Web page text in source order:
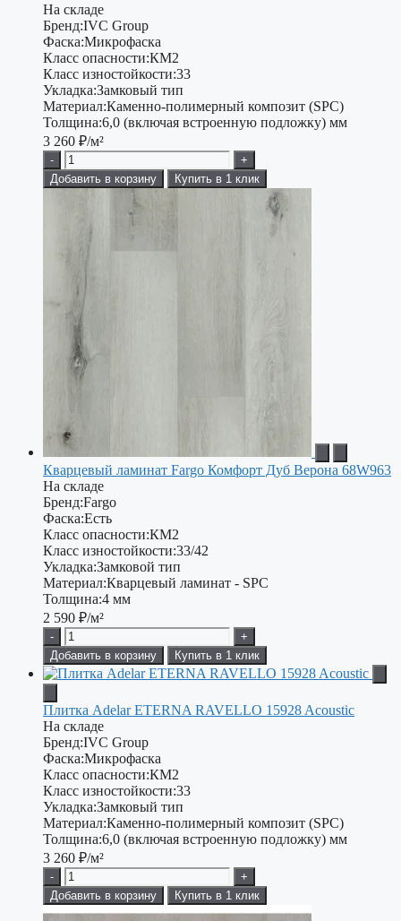
На складе
Бренд:IVC Group
Фаска:Микрофаска
Класс опасности:КМ2
Класс изностойкости:33
Укладка:Замковый тип
Материал:Каменно-полимерный композит (SPC)
Толщина:6,0 (включая встроенную подложку) мм
3 260 ₽/м²
-
+
Добавить в корзину
Купить в 1 клик
Кварцевый ламинат Fargo Комфорт Дуб Верона 68W963
На складе
Бренд:Fargo
Фаска:Есть
Класс опасности:КМ2
Класс изностойкости:33/42
Укладка:Замковой тип
Материал:Кварцевый ламинат - SPC
Толщина:4 мм
2 590 ₽/м²
-
+
Добавить в корзину
Купить в 1 клик
Плитка Adelar ETERNA RAVELLO 15928 Acoustic
На складе
Бренд:IVC Group
Фаска:Микрофаска
Класс опасности:КМ2
Класс изностойкости:33
Укладка:Замковый тип
Материал:Каменно-полимерный композит (SPC)
Толщина:6,0 (включая встроенную подложку) мм
3 260 ₽/м²
-
+
Добавить в корзину
Купить в 1 клик